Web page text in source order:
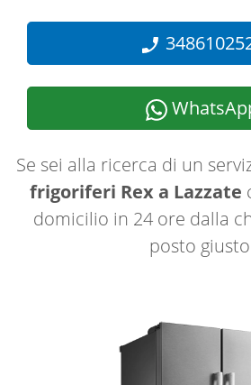
Se sei alla ricerca di un
frigoriferi Rex a Lazzate
domicilio in 24 ore dalla
posto